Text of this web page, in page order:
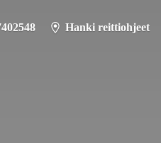
Hanki reittiohjeet